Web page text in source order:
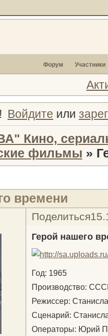
Форум Участники
Войдите или
Кино,
фильмы »
времени
Поделиться
Герой нашего
Год: 1965
Производство:
Режиссер:
Сценарий:
Операторы: Юрий